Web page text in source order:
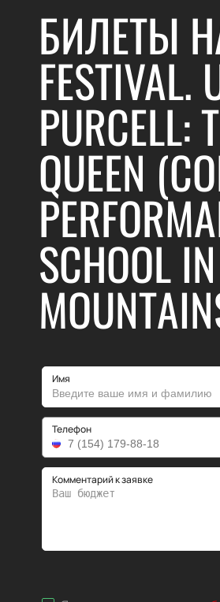
БИЛЕТЫ
FESTIVAL.
PURCELL:
QUEEN
SCHOOL
Имя
Телефон
Комментарий к заявке